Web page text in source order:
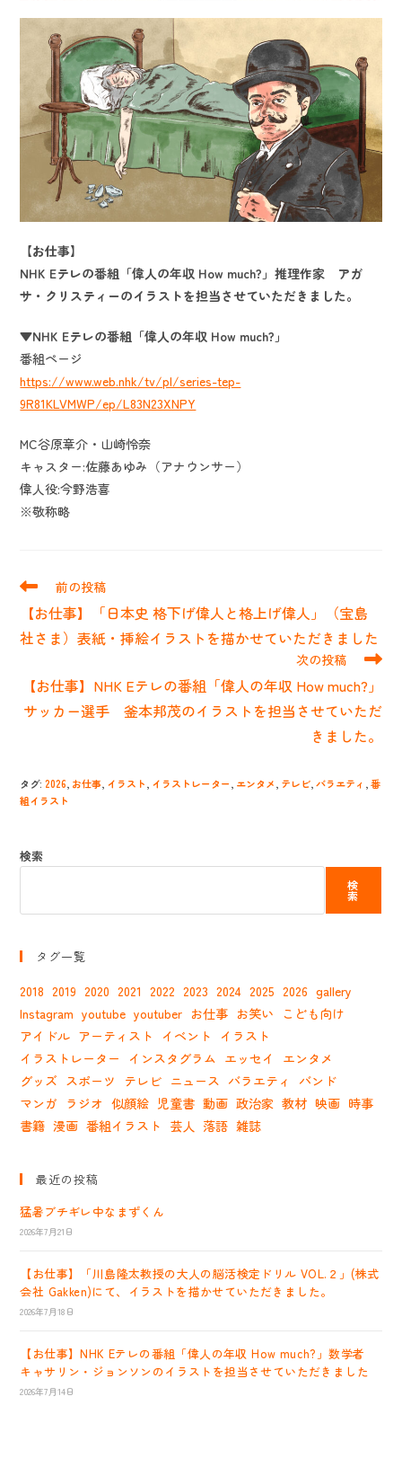
【お仕事】
NHK Eテレの番組「偉人の年収 How much?」推理作家 アガ
サ・クリスティーのイラストを担当させていただきました。
▼NHK Eテレの番組「偉人の年収 How much?」
番組ページ
https://www.web.nhk/tv/pl/series-tep-
9R81KLVMWP/ep/L83N23XNPY
MC谷原章介・山崎怜奈
キャスター:佐藤あゆみ（アナウンサー）
偉人役:今野浩喜
※敬称略
そ
他
の
を
読
む
前の投稿
【お仕事】「日本史 格下げ偉人と格上げ偉人」（宝島
社さま）表紙・挿絵イラストを描かせていただきました
次の投稿
【お仕事】NHK Eテレの番組「偉人の年収 How much?」
サッカー選手 釜本邦茂のイラストを担当させていただ
きました。
タグ:2026, お仕事, イラスト, イラストレーター, エンタメ, テレビ, バラエティ , 番
組イラスト
検索
検
索
タグ一覧
2018 2019 2020 2021 2022 2023 2024 2025 2026 gallery
Instagram youtube youtuber お仕事 お笑い こども向け
アイドル アーティスト イベント
イラスト
イラストレーター
インスタグラム エッセイ
エンタメ
グッズ スポーツ テレビ ニュース バラエティ
バンド
マンガ ラジオ 似顔絵 児童書 動画 政治家 教材 映画 時事
書籍 漫画 番組イラスト 芸人 落語 雑誌
最近の投稿
猛暑ブチギレ中なまずくん
2026年7月21日
【お仕事】「川島隆太教授の大人の脳活検定ドリル VOL.２」(株式
会社 Gakken)にて、イラストを描かせていただきました。
2026年7月18日
【お仕事】NHK Eテレの番組「偉人の年収 How much?」数学者
キャサリン・ジョンソンのイラストを担当させていただきました
2026年7月14日